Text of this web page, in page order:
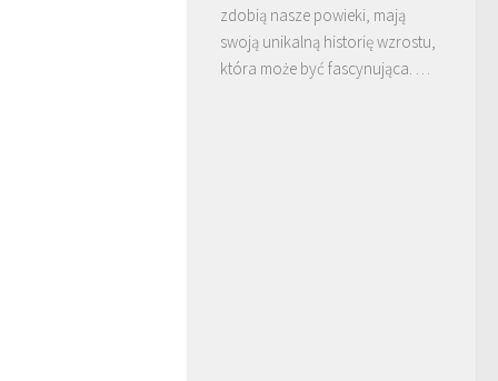
zdobią nasze powieki, mają
swoją unikalną historię wzrostu,
która może być fascynująca. …